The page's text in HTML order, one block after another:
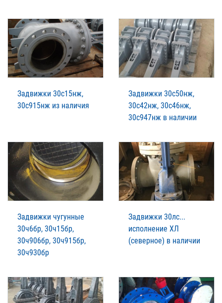
Задвижки 30с15нж,
30с915нж из наличия
Задвижки 30с50нж,
30с42нж, 30с46нж,
30с947нж в наличии
Задвижки чугунные
30ч6бр, 30ч15бр,
30ч906бр, 30ч915бр,
30ч930бр
Задвижки 30лс...
исполнение ХЛ
(северное) в наличии